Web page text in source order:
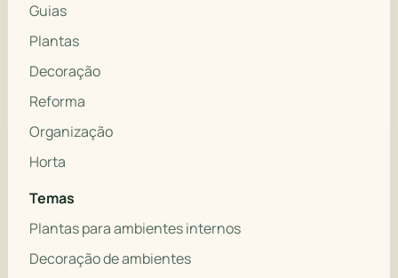
Guias
Plantas
Decoração
Reforma
Organização
Horta
Temas
Plantas para ambientes internos
Decoração de ambientes